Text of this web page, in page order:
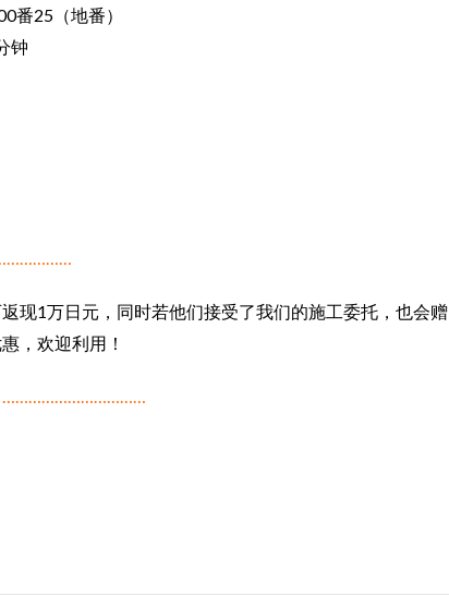
番25（地番）
钟
现1万日元，同时若他们接受了我们的施工委托，也会赠
，欢迎利用！